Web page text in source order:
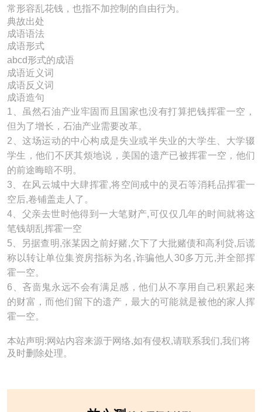
常形容乱花钱，也指不加控制的自由行为。
典故出处
成语语法
成语形式
abcd形式的成语
成语近义词
成语反义词
成语造句
1、虽然石油产业牢固而且国家也没有打算把钱挥霍一空，
但为了增长，石油产业需要改革。
2、这场运动的中心构成是失业或半失业的大学生、大学辍
学生，他们不厌其烦地说，美国的遗产已被挥霍一空，他们
的前途晦暗不明。
3、在风云城中大肆挥霍,将空间戒中的灵石等消耗品挥霍一
空后,卷铺盖走人了。
4、父亲去世时他得到一大笔财产,可仅仅几年的时间就将这
笔钱胡乱挥霍一空
5、另据查明,张某因之前好赌,欠下了大批赌债和高利贷,后谎
称以转让单位集资房指标为名,诈骗他人30多万元,并全部挥
霍一空。
6、吝啬鬼永远不会有满足感，他们从不享用自己积累起来
的财富，而他们留下的遗产，最大的可能就是被他的家人挥
霍一空。
本站声明:网站内容来源于网络,如有侵权,请联系我们,我们将
及时删除处理。